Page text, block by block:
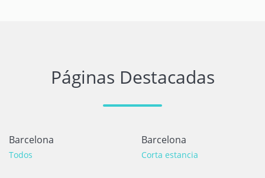
Páginas Destacadas
Barcelona
Todos
Barcelona
Corta estancia